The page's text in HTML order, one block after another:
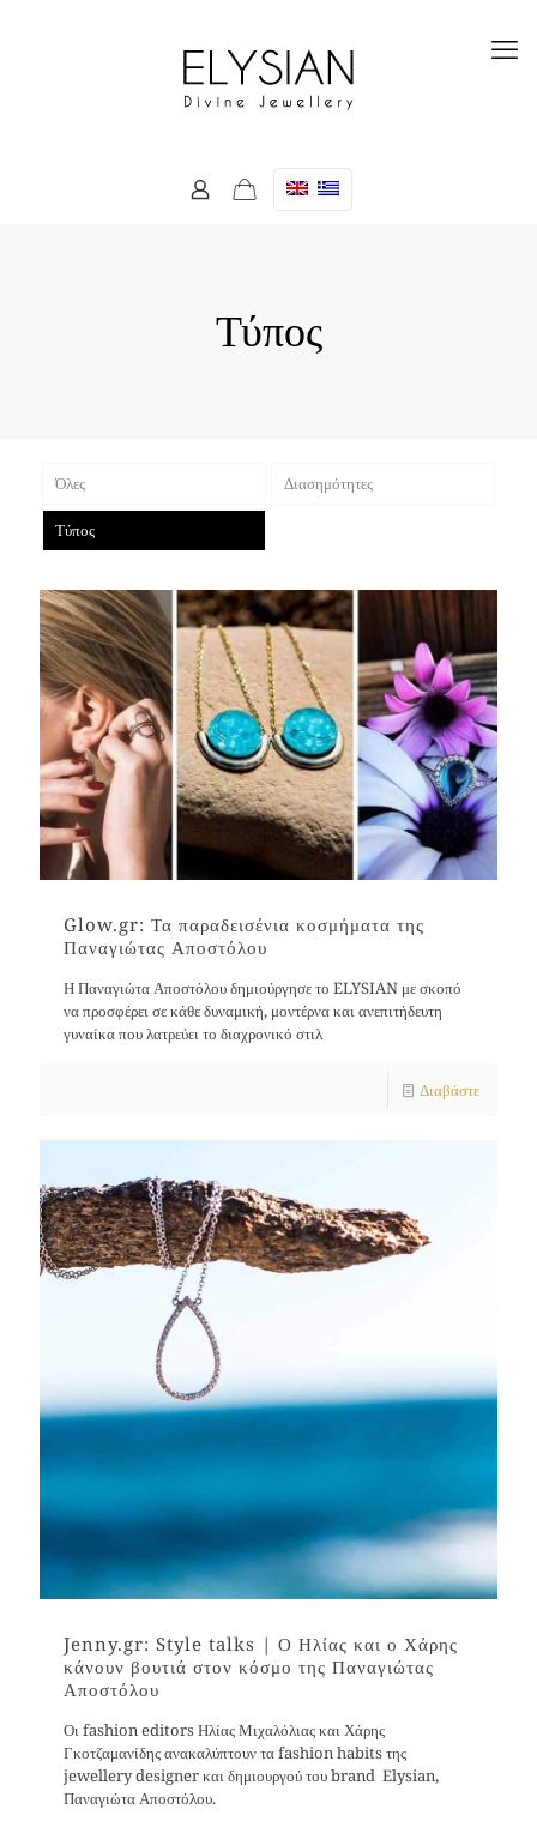
Τύπος
Όλες Διασημότητες
Τύπος
Glow.gr: Τα παραδεισένια κοσμήματα της
Παναγιώτας Αποστόλου
Η Παναγιώτα Αποστόλου δημιούργησε το ELYSIAN με σκοπό
να προσφέρει σε κάθε δυναμική, μοντέρνα και ανεπιτήδευτη
γυναίκα που λατρεύει το διαχρονικό στιλ
Διαβάστε
Jenny.gr: Style talks | Ο Ηλίας και ο Χάρης
κάνουν βουτιά στον κόσμο της Παναγιώτας
Αποστόλου
Οι fashion editors Ηλίας Μιχαλόλιας και Χάρης
Γκοτζαμανίδης ανακαλύπτουν τα fashion habits της
jewellery designer και δημιουργού του brand Elysian,
Παναγιώτα Αποστόλου.